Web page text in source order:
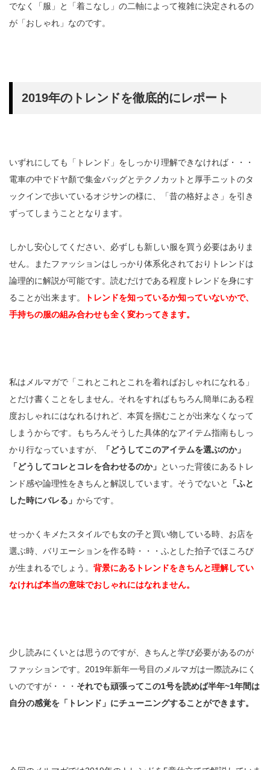
でなく「服」と「着こなし」の二軸によって複雑に決定されるの
が「おしゃれ」なのです。
2019年のトレンドを徹底的にレポート
いずれにしても「トレンド」をしっかり理解できなければ・・・
電車の中でドヤ顏で集金バッグとテクノカットと厚手ニットのタ
ックインで歩いているオジサンの様に、「昔の格好よさ」を引き
ずってしまうこととなります。
しかし安心してください、必ずしも新しい服を買う必要はありま
せん。またファッションはしっかり体系化されておりトレンドは
論理的に解説が可能です。読むだけである程度トレンドを身にす
ることが出来ます。
トレンドを知っているか知っていないかで、
手持ちの服の組み合わせも全く変わってきます。
私はメルマガで「これとこれとこれを着ればおしゃれになれる」
とだけ書くことをしません。それをすればもちろん簡単にある程
度おしゃれにはなれるけれど、本質を掴むことが出来なくなって
しまうからです。もちろんそうした具体的なアイテム指南もしっ
かり行なっていますが、
「どうしてこのアイテムを選ぶのか」
「どうしてコレとコレを合わせるのか」 といった背後にあるトレ
ンド感や論理性をきちんと解説しています。そうでないと
「ふと
した時にバレる」 からです。
せっかくキメたスタイルでも女の子と買い物している時、お店を
選ぶ時、バリエーションを作る時・・・ふとした拍子でほころび
が生まれるでしょう。 背景にあるトレンドをきちんと理解してい
なければ本当の意味でおしゃれにはなれません。
少し読みにくいとは思うのですが、きちんと学び必要があるのが
ファッションです。2019年新年一号目のメルマガは一際読みにく
いのですが・・・ それでも頑張ってこの1号を読めば半年~1年間は
自分の感覚を「トレンド」にチューニングすることができます。